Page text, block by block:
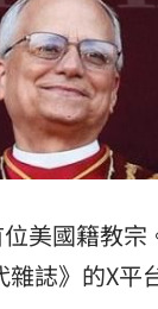
美國籍教宗
雜誌》的X平